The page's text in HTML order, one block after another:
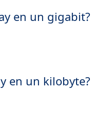
en un gigabit?
en un kilobyte?